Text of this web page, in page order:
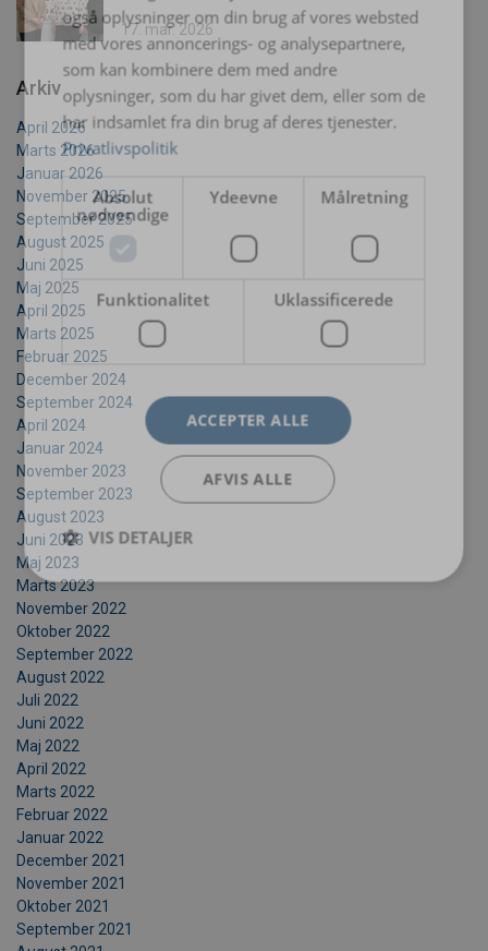
17. mar. 2026
Arkiv
April 2026
Marts 2026
Januar 2026
November 2025
September 2025
August 2025
Juni 2025
Maj 2025
April 2025
Marts 2025
Februar 2025
December 2024
September 2024
April 2024
Januar 2024
November 2023
September 2023
August 2023
Juni 2023
Maj 2023
Marts 2023
November 2022
Oktober 2022
September 2022
August 2022
Juli 2022
Juni 2022
Maj 2022
April 2022
Marts 2022
Februar 2022
Januar 2022
December 2021
November 2021
Oktober 2021
September 2021
også oplysninger om din brug af vores websted
med vores annoncerings- og analysepartnere,
som kan kombinere dem med andre
oplysninger, som du har givet dem, eller som de
har indsamlet fra din brug af deres tjenester.
Privatlivspolitik
Absolut
nødvendige
Ydeevne Målretning
Funktionalitet Uklassificerede
ACCEPTER ALLE
AFVIS ALLE
VIS DETALJER